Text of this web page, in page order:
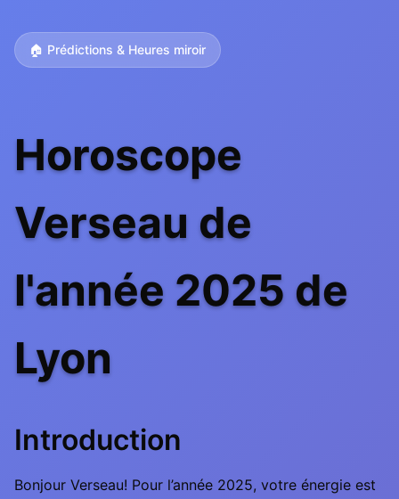
🏠 Prédictions & Heures miroir
Horoscope
Verseau de
l'année 2025 de
Lyon
Introduction
Bonjour Verseau! Pour l’année 2025, votre énergie est